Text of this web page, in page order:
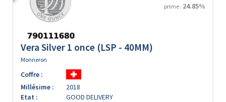
prime : 24.85%
Vera Silver 1 once (LSP - 40MM)
Monneron
Coffre :
Millésime :
2018
Etat :
GOOD DELIVERY